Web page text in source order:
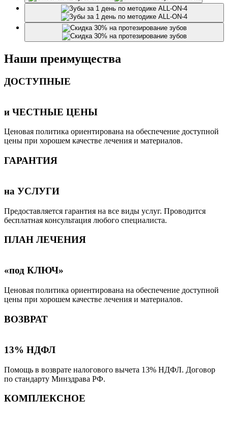
Наши преимущества
ДОСТУПНЫЕ
и ЧЕСТНЫЕ ЦЕНЫ
Ценовая политика ориентирована на обеспечение доступной
цены при хорошем качестве лечения и материалов.
ГАРАНТИЯ
на УСЛУГИ
Предоставляется гарантия на все виды услуг. Проводится
бесплатная консультация любого специалиста.
ПЛАН ЛЕЧЕНИЯ
«под КЛЮЧ»
Ценовая политика ориентирована на обеспечение доступной
цены при хорошем качестве лечения и материалов.
ВОЗВРАТ
13% НДФЛ
Помощь в возврате налогового вычета 13% НДФЛ. Договор
по стандарту Минздрава РФ.
КОМПЛЕКСНОЕ